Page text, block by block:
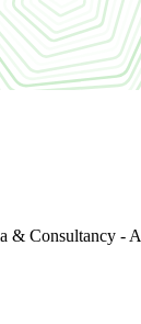
& Consultancy -